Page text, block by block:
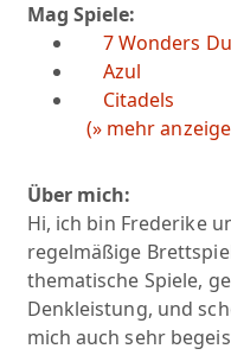
Mag Spiele:
7 Wonders
Azul
Citadels
(» mehr
Über mich:
Hi, ich bin Frederike
regelmäßige
thematische Spiele,
Denkleistung, und
mich auch sehr